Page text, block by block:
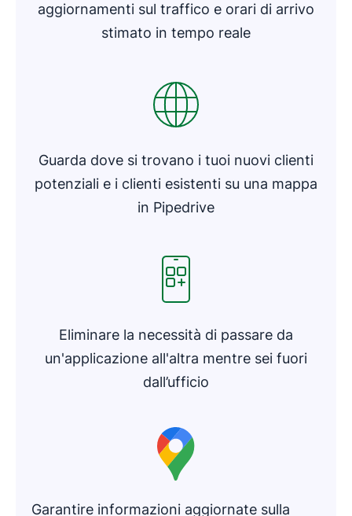
aggiornamenti sul traffico e orari di arrivo
stimato in tempo reale
Guarda dove si trovano i tuoi nuovi clienti
potenziali e i clienti esistenti su una mappa
in Pipedrive
Eliminare la necessità di passare da
un'applicazione all'altra mentre sei fuori
dall’ufficio
Garantire informazioni aggiornate sulla